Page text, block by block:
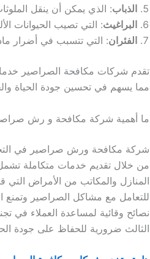
الذباب: الذي يمكن أن ينقل
البراغيث: التي تصيب الحيوانات
الفئران: التي تتسبب في أضرار
تقدم شركات مكافحة الصراصير
مما يسهم في تحسين جودة الحياة
ما أهمية شركة مكافحة و رش
شركة مكافحة ورش صراصير في
من خلال تقديم خدمات متكاملة
المنازل والمكاتب من الأمراض التي
للتعامل مع مشاكل الصراصير وتمنع
نصائح وقائية لمساعدة العملاء في
الثالث ضرورية للحفاظ على جودة